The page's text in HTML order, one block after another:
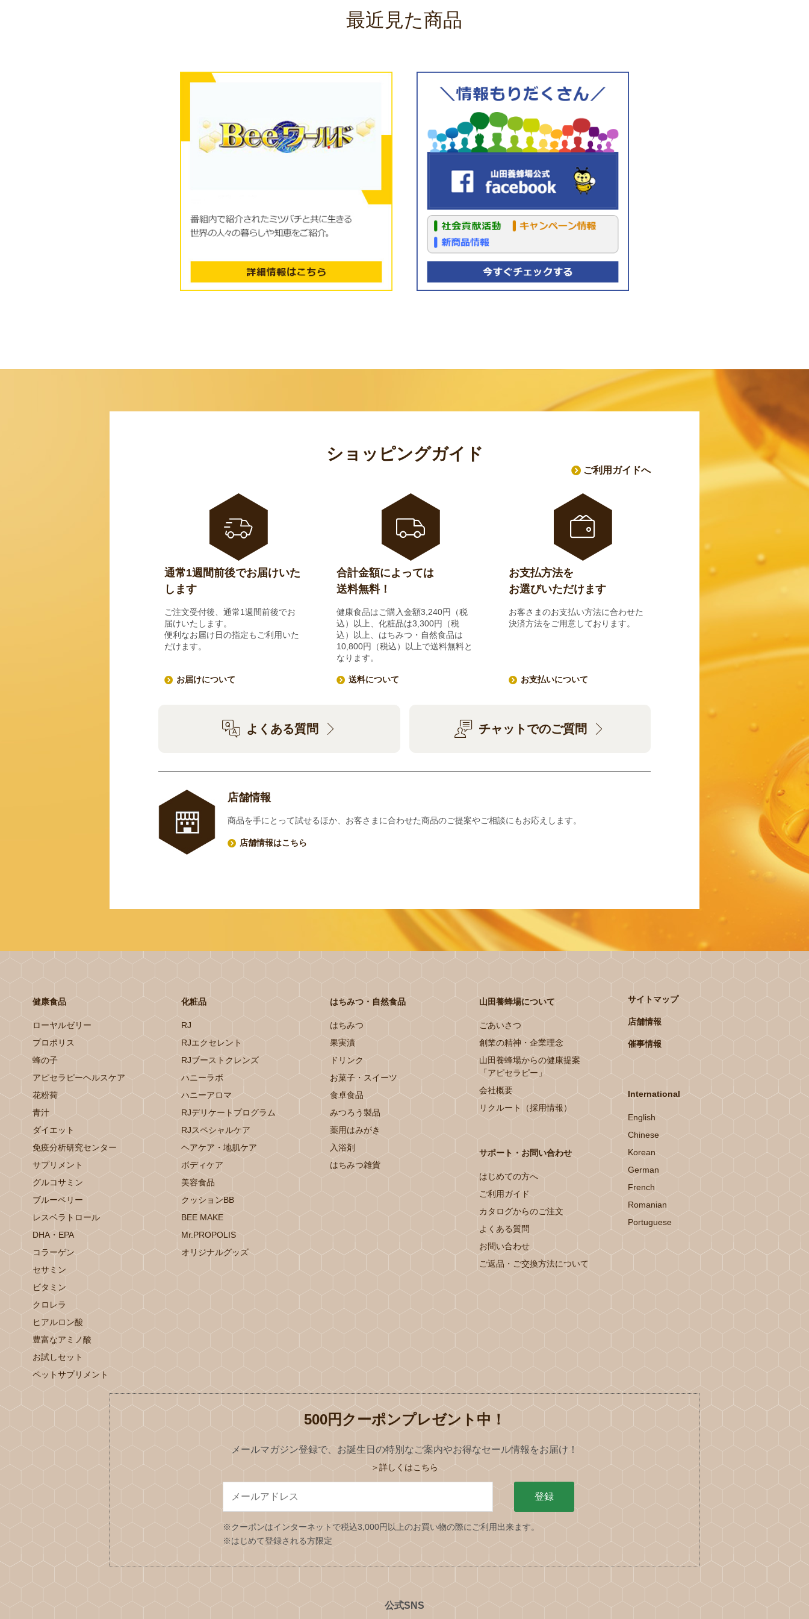
最近見た商品
ショッピングガイド
ご利用ガイドへ
通常1週間前後でお届けいた
します
ご注文受付後、通常1週間前後でお
届けいたします。
便利なお届け日の指定もご利用いた
だけます。
お届けについて
合計金額によっては
送料無料！
健康食品はご購入金額3,240円（税
込）以上、化粧品は3,300円（税
込）以上、はちみつ・自然食品は
10,800円（税込）以上で送料無料と
なります。
送料について
お支払方法を
お選びいただけます
お客さまのお支払い方法に合わせた
決済方法をご用意しております。
お支払いについて
よくある質問 チャットでのご質問
店舗情報
商品を手にとって試せるほか、お客さまに合わせた商品のご提案やご相談にもお応えします。
店舗情報はこちら
健康食品
ローヤルゼリー
プロポリス
蜂の子
アピセラピーヘルスケア
花粉荷
青汁
ダイエット
免疫分析研究センター
サプリメント
グルコサミン
ブルーベリー
レスベラトロール
DHA・EPA
コラーゲン
セサミン
ビタミン
クロレラ
ヒアルロン酸
豊富なアミノ酸
お試しセット
ペットサプリメント
化粧品
RJ
RJエクセレント
RJブーストクレンズ
ハニーラボ
ハニーアロマ
RJデリケートプログラム
RJスペシャルケア
ヘアケア・地肌ケア
ボディケア
美容食品
クッションBB
BEE MAKE
Mr.PROPOLIS
オリジナルグッズ
はちみつ・自然食品
はちみつ
果実漬
ドリンク
お菓子・スイーツ
食卓食品
みつろう製品
薬用はみがき
入浴剤
はちみつ雑貨
山田養蜂場について
ごあいさつ
創業の精神・企業理念
山田養蜂場からの健康提案
「アピセラピー」
会社概要
リクルート（採用情報）
サポート・お問い合わせ
はじめての方へ
ご利用ガイド
カタログからのご注文
よくある質問
お問い合わせ
ご返品・ご交換方法について
サイトマップ
店舗情報
催事情報
International
English
Chinese
Korean
German
French
Romanian
Portuguese
500円クーポンプレゼント中！
メールマガジン登録で、お誕生日の特別なご案内やお得なセール情報をお届け！
＞詳しくはこちら
登録
※クーポンはインターネットで税込3,000円以上のお買い物の際にご利用出来ます。
※はじめて登録される方限定
公式SNS